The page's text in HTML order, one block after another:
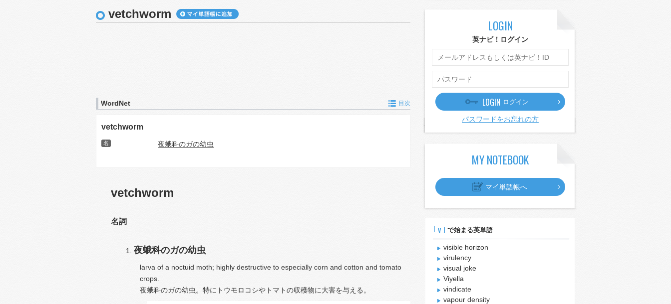
vetchworm
WordNet 目次
vetchworm
名 夜蛾科のガの幼虫
vetchworm
名詞
夜蛾科のガの幼虫
larva of a noctuid moth; highly destructive to especially corn and cotton and tomato
crops.
夜蛾科のガの幼虫。特にトウモロコシやトマトの収穫物に大害を与える。
LOGIN
英ナビ！ログイン
LOGIN ログイン
パスワードをお忘れの方
MY NOTEBOOK
マイ単語帳へ
｢v｣ で始まる英単語
visible horizon
virulency
visual joke
Viyella
vindicate
vapour density